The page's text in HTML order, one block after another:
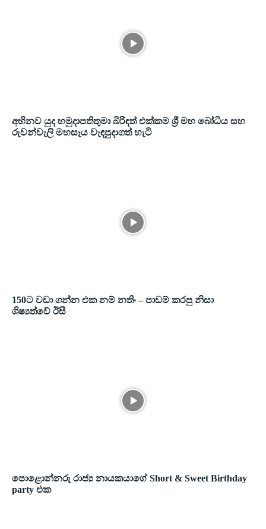
අභිනව යුද හමුදාපතිතුමා බිරිඳත් එක්කම ශ්‍රී මහ බෝධිය සහ
රුවන්වැලි මහසෑය වැඳපුදාගත් හැටි
150ට වඩා ගන්න එක නම් නතිං – පාඩම් කරපු නිසා
ශිෂ්‍යත්වේ ඊසී
පොළොන්නරු රාජ්‍ය නායකයාගේ Short & Sweet Birthday
party එක